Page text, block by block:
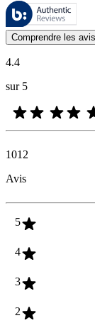
Ces évaluations
Les avis des
Comprendre les
4.4
sur 5
1012
Avis
5
4
3
2